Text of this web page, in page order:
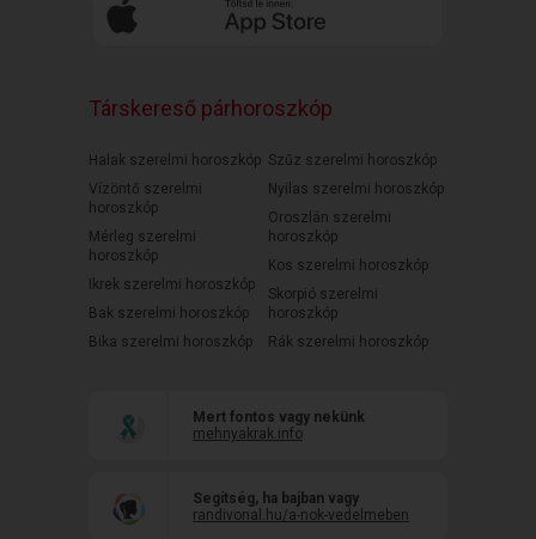
Társkereső párhoroszkóp
Halak szerelmi horoszkóp
Vízöntő szerelmi
horoszkóp
Mérleg szerelmi
horoszkóp
Ikrek szerelmi horoszkóp
Bak szerelmi horoszkóp
Bika szerelmi horoszkóp
Szűz szerelmi horoszkóp
Nyilas szerelmi horoszkóp
Oroszlán szerelmi
horoszkóp
Kos szerelmi horoszkóp
Skorpió szerelmi
horoszkóp
Rák szerelmi horoszkóp
Mert fontos vagy nekünk
mehnyakrak.info
Segítség, ha bajban vagy
randivonal.hu/a-nok-vedelmeben